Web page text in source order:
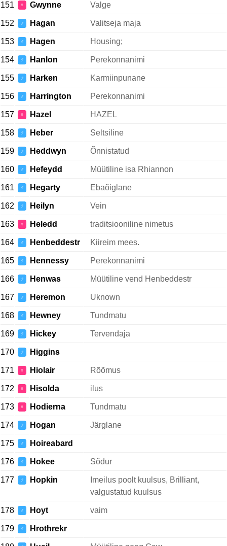
151 ♀ Gwynne Valge
152 ♂ Hagan Valitseja maja
153 ♂ Hagen Housing;
154 ♂ Hanlon Perekonnanimi
155 ♂ Harken Karmiinpunane
156 ♂ Harrington Perekonnanimi
157 ♀ Hazel HAZEL
158 ♂ Heber Seltsiline
159 ♂ Heddwyn Õnnistatud
160 ♂ Hefeydd Müütiline isa Rhiannon
161 ♂ Hegarty Ebaõiglane
162 ♂ Heilyn Vein
163 ♀ Heledd traditsiooniline nimetus
164 ♂ Henbeddestr Kiireim mees.
165 ♂ Hennessy Perekonnanimi
166 ♂ Henwas Müütiline vend Henbeddestr
167 ♂ Heremon Uknown
168 ♂ Hewney Tundmatu
169 ♂ Hickey Tervendaja
170 ♂ Higgins
171 ♀ Hiolair Rõõmus
172 ♀ Hisolda ilus
173 ♀ Hodierna Tundmatu
174 ♂ Hogan Järglane
175 ♂ Hoireabard
176 ♂ Hokee Sõdur
177 ♂ Hopkin
Imeilus poolt kuulsus, Brilliant,
valgustatud kuulsus
178 ♂ Hoyt vaim
179 ♂ Hrothrekr